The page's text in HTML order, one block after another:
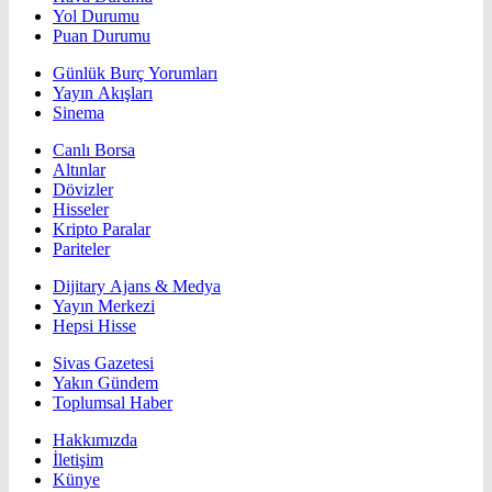
Yol Durumu
Puan Durumu
Günlük Burç Yorumları
Yayın Akışları
Sinema
Canlı Borsa
Altınlar
Dövizler
Hisseler
Kripto Paralar
Pariteler
Dijitary Ajans & Medya
Yayın Merkezi
Hepsi Hisse
Sivas Gazetesi
Yakın Gündem
Toplumsal Haber
Hakkımızda
İletişim
Künye